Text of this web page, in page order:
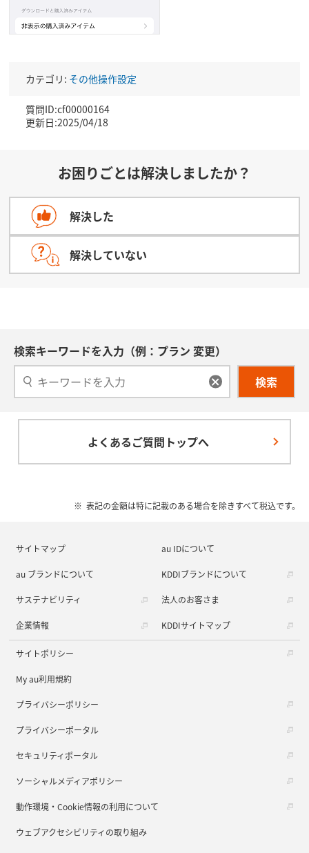
カテゴリ: その他操作設定
質問ID:cf00000164
更新日:2025/04/18
お困りごとは解決しましたか？
解決した
解決していない
検索キーワードを入力（例：プラン 変更）
検索
よくあるご質問トップへ
表記の金額は特に記載のある場合を除きすべて税込です。
サイトマップ au IDについて
au ブランドについて KDDIブランドについて
サステナビリティ 法人のお客さま
企業情報 KDDIサイトマップ
サイトポリシー
My au利用規約
プライバシーポリシー
プライバシーポータル
セキュリティポータル
ソーシャルメディアポリシー
動作環境・Cookie情報の利用について
ウェブアクセシビリティの取り組み